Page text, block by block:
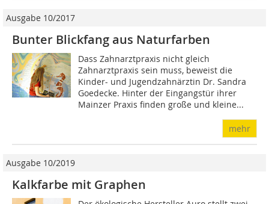
Ausgabe 10/2017
Bunter Blickfang aus Naturfarben
Dass Zahnarztpraxis nicht gleich
Zahnarztpraxis sein muss, beweist die
Kinder- und Jugendzahnärztin Dr. Sandra
Goedecke. Hinter der Eingangstür ihrer
Mainzer Praxis finden große und kleine...
mehr
Ausgabe 10/2019
Kalkfarbe mit Graphen